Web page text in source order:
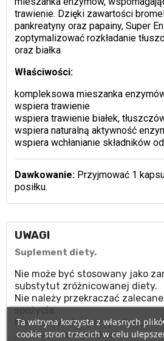
trawienie. Dzięki zawartości
pankreatyny oraz papainy, Super
zoptymalizować rozkładanie
oraz białka.
Właściwości:
kompleksowa mieszanka
wspiera trawienie
wspiera trawienie białek,
wspiera naturalną aktywność
wspiera wchłanianie składników
Dawkowanie: Przyjmować 1
posiłku.
UWAGI
Suplement diety.
Nie może być stosowany jako
substytut zróżnicowanej diety.
Nie należy przekraczać
spożycia.
Nie stosować w przypadku
ze składników produktu.
Ta witryna korzysta z własnych
cookie stron trzecich w celu